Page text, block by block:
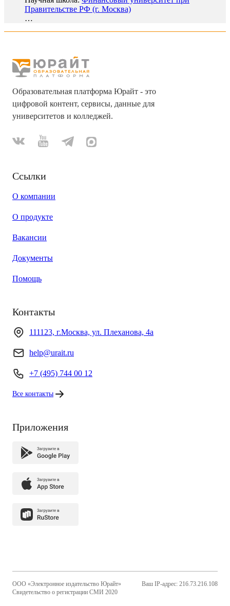
Правительстве РФ (г. Москва)
…
Образовательная платформа Юрайт - это
цифровой контент, сервисы, данные для
университетов и колледжей.
Ссылки
О компании
О продукте
Вакансии
Документы
Помощь
Контакты
111123, г.Москва, ул. Плеханова, 4а
help@urait.ru
+7 (495) 744 00 12
Все контакты
Приложения
ООО «Электронное издательство Юрайт»
Свидетельство о регистрации СМИ 2020
Ваш IP-адрес: 216.73.216.108